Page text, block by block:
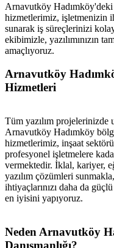
Arnavutköy Hadımköy'deki
hizmetlerimiz, işletmenizin
sunarak iş süreçlerinizi
ekibimizle, yazılımınızın
amaçlıyoruz.
Arnavutköy
Hizmetleri
Tüm yazılım projelerinizde
Arnavutköy Hadımköy
hizmetlerimiz, inşaat
profesyonel işletmelere
vermektedir. İklal, kariyer,
yazılım çözümleri
ihtiyaçlarınızı daha da
en iyisini yapıyoruz.
Neden Arnavutköy
Danışmanlığı?